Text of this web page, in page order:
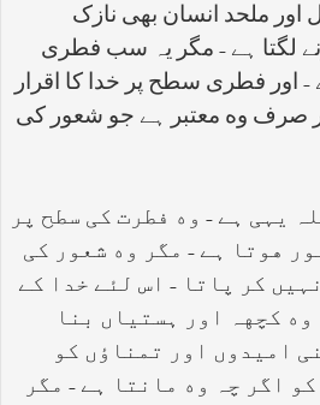
ملحد انسان بهی نازک
لگتا ہے - مگر یہ سب فطری
- اور فطری سطح پر خدا کا اقرار
صرف وه معتبر ہے جو شعور کی
یہی ہے - وه فطرت کی سطح پر
هوتا ہے - مگر وه شعور کی
کر پاتا - اس لئے خدا کے
کچهہ اور ہستیاں بنا
امیدوں اور تمناؤں کو
اگر چہ وه مانتا ہے - مگر